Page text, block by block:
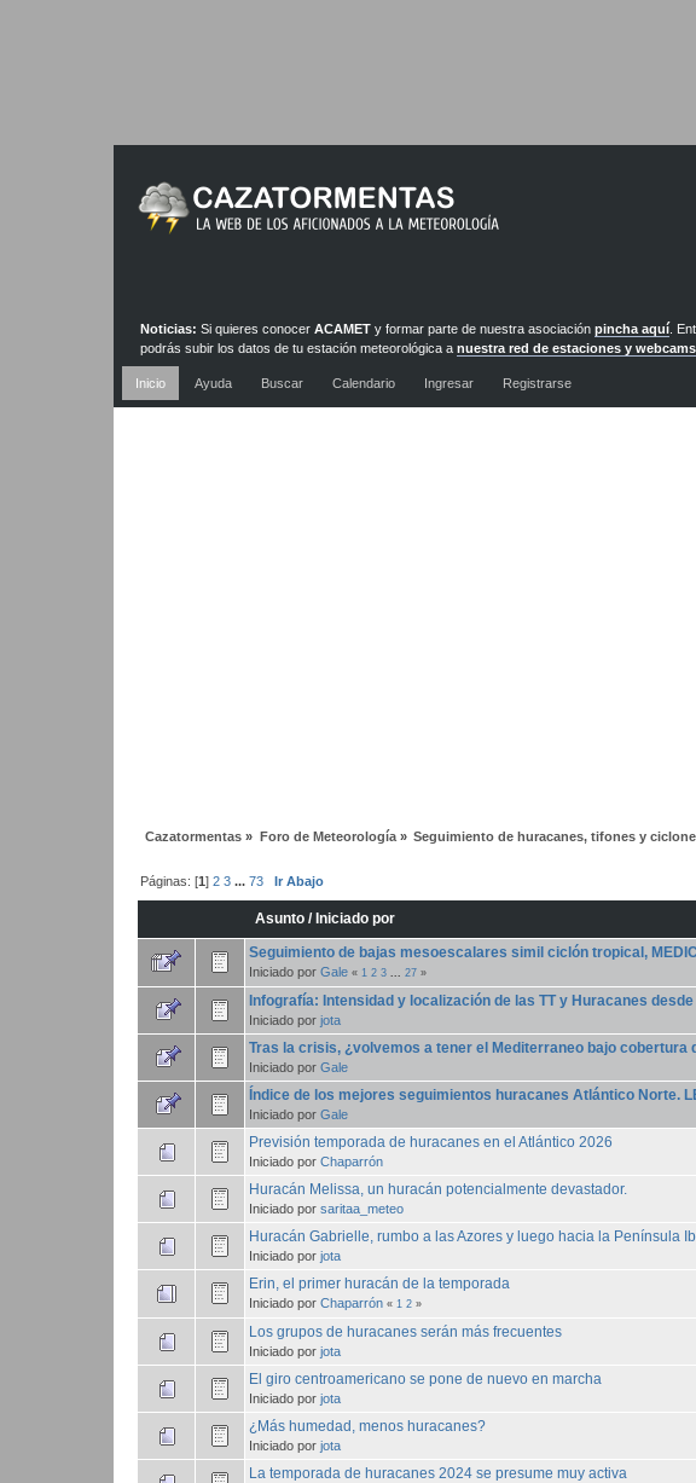
Noticias: Si quieres conocer ACAMETy formar parte de nuestra asociación pincha aquí.
podrás subir los datos de tu estación meteorológica a nuestra red de estaciones y webcams
Inicio Ayuda Buscar Calendario Ingresar Registrarse
Cazatormentas » Foro de Meteorología» Seguimiento de huracanes, tifones y
Páginas: [1]2 3 ...73 Ir Abajo
Asunto/Iniciado por
Seguimiento de bajas mesoescalares simil ciclón tropical,
Iniciado porGale « 1 2 3 ...27 »
Infografía: Intensidad y localización de las TT y Huracanes desde
Iniciado porjota
Tras la crisis, ¿volvemos a tener el Mediterraneo bajo cobertura
Iniciado porGale
Índice de los mejores seguimientos huracanes Atlántico Norte.
Iniciado porGale
Previsión temporada de huracanes en el Atlántico 2026
Iniciado porChaparrón
Huracán Melissa, un huracán potencialmente devastador.
Iniciado porsaritaa_meteo
Huracán Gabrielle, rumbo a las Azores y luego hacia la Península
Iniciado porjota
Erin, el primer huracán de la temporada
Iniciado porChaparrón « 1 2 »
Los grupos de huracanes serán más frecuentes
Iniciado porjota
El giro centroamericano se pone de nuevo en marcha
Iniciado porjota
¿Más humedad, menos huracanes?
Iniciado porjota
La temporada de huracanes 2024 se presume muy activa